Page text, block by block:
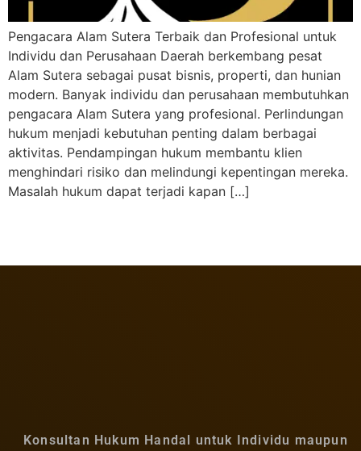
Pengacara Alam Sutera Terbaik dan Profesional untuk
Individu dan Perusahaan Daerah berkembang pesat
Alam Sutera sebagai pusat bisnis, properti, dan hunian
modern. Banyak individu dan perusahaan membutuhkan
pengacara Alam Sutera yang profesional. Perlindungan
hukum menjadi kebutuhan penting dalam berbagai
aktivitas. Pendampingan hukum membantu klien
menghindari risiko dan melindungi kepentingan mereka.
Masalah hukum dapat terjadi kapan […]
Konsultan Hukum Handal untuk Individu maupun